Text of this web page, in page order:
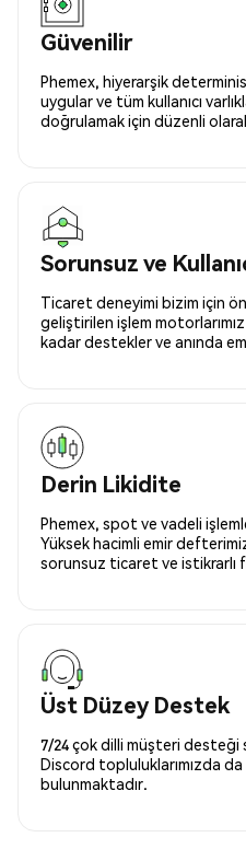
Güvenilir
Phemex, hiyerarşik
uygular ve tüm kullanıcı
doğrulamak için düzenli
Sorunsuz ve
Ticaret deneyimi bizim için
geliştirilen işlem
kadar destekler ve anında
Derin Likidite
Phemex, spot ve vadeli
Yüksek hacimli emir
sorunsuz ticaret ve istikrarlı
Üst Düzey Destek
7/24 çok dilli müşteri desteği
Discord topluluklarımızda
bulunmaktadır.